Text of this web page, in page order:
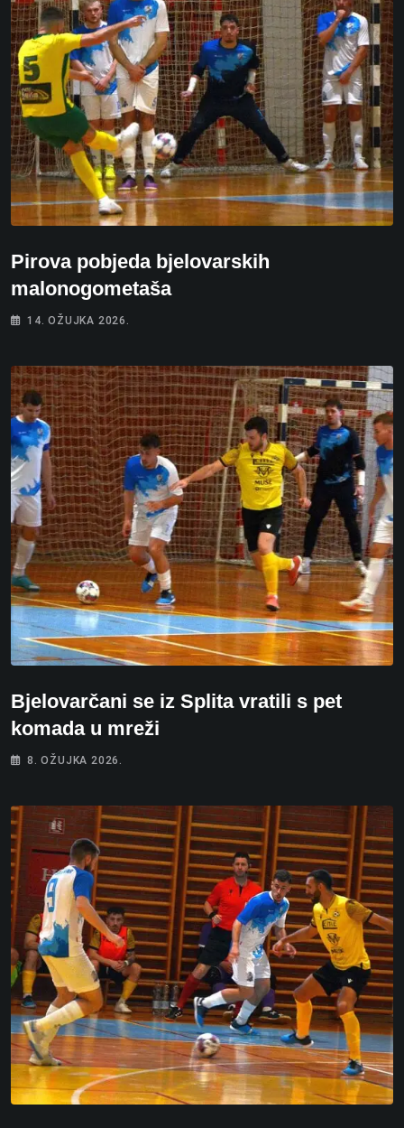
Pirova pobjeda bjelovarskih
malonogometaša
14. OŽUJKA 2026.
Bjelovarčani se iz Splita vratili s pet
komada u mreži
8. OŽUJKA 2026.